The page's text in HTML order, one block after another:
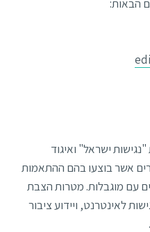
הבאות:
ישראל" ואיגוד
אשר בוצעו בהם ההתאמות
עם מוגבלות. מטרות הצבת
לאינטרנט, ויידוע ציבור